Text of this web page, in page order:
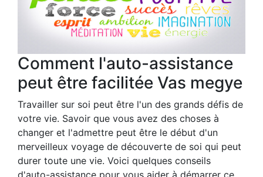
Comment l'auto-assistance
peut être facilitée Vas megye
Travailler sur soi peut être l'un des grands défis de
votre vie. Savoir que vous avez des choses à
changer et l'admettre peut être le début d'un
merveilleux voyage de découverte de soi qui peut
durer toute une vie. Voici quelques conseils
d'auto-assistance pour vous aider à démarrer ce